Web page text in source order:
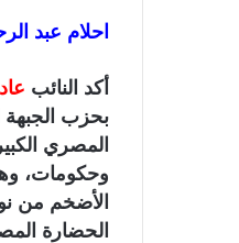
احلام عبد
أكد النائب
بحزب الجبهة
وحكومات،
الأضخم من
الحضارة